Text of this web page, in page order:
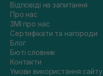
Відповіді на запитання
Про нас
ЗМІ про нас
Сертифікати та нагороди
Блог
Бюті словник
Контакти
Умови використання сайту